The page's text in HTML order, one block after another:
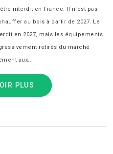
interdit en France. Il n’est pas
au bois à partir de 2027. Le
en 2027, mais les équipements
retirés du marché
aux...
PLUS